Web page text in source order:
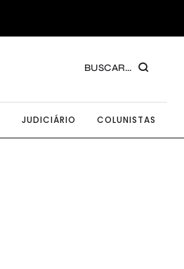
BUSCAR...
JUDICIÁRIO COLUNISTAS